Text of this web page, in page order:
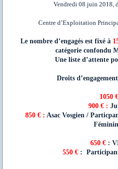
Vendredi 08 juin 2018,
Centre d’Exploitation
Le nombre d’engagés est fixé à
catégorie confondu
Une liste d’attente
Droits
1050 €
900 € :
850 € : Asac Vosgien /
650 € :
550 € :